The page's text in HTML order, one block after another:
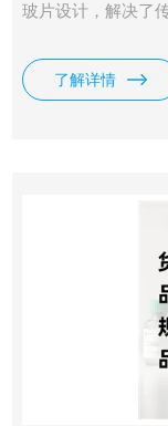
玻片设计，解决了
10µl，确保样本体
计支持重复检测或
了解详情